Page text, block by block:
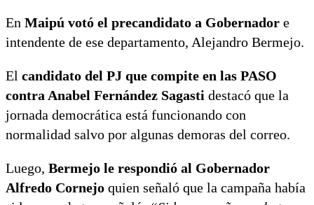
En Maipú votó el precandidato a Gobernador e
intendente de ese departamento, Alejandro Bermejo.
El candidato del PJ que compite en las PASO
contra Anabel Fernández Sagasti destacó que la
jornada democrática está funcionando con
normalidad salvo por algunas demoras del correo.
Luego, Bermejo le respondió al Gobernador
Alfredo Cornejo quien señaló que la campaña había